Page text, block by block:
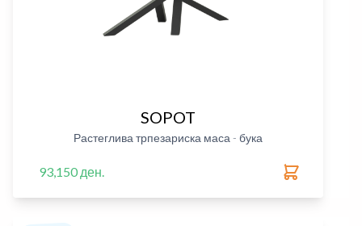
SOPOT
Растеглива трпезариска маса - бука
93,150 ден.